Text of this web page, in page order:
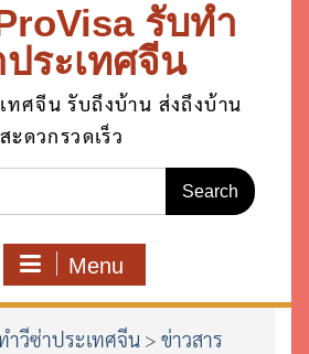
รับทำ
ระเทศจีน
ทศจีน รับถึงบ้าน ส่งถึงบ้าน
สะดวกรวดเร็ว
Menu
ำวีซ่าประเทศจีน> ข่าวสาร